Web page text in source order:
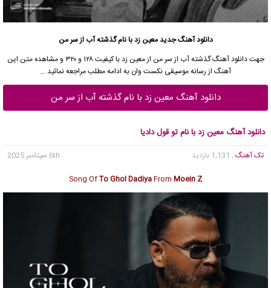
دانلود آهنگ جدیدمعین زد با نام گذشته آب از سر من
جهتدانلود آهنگگذشته آب از سر من ازمعین زد
با کیفیت ۱۲۸ و ۳۲۰ و مشاهده متن این
آهنگ از رسانه موسیقی نکست وان به ادامه مطلب مراجعه نمائید …
دانلود آهنگ معین زد با نام گذشته آب از سر من
دانلود آهنگ معین زد با نام تو قول دادیا
تک آهنگ , 1,131 بازدید
6th سپتامبر 2025
Song OfTo Ghol DadiyaFrom Moein Z